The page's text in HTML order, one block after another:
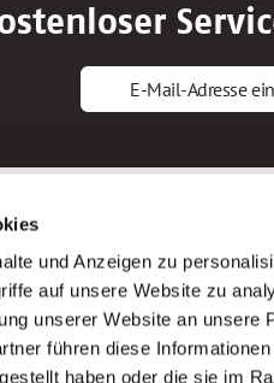
und Anzeigen zu
auf unsere Website zu
unserer Website an unsere
führen diese
haben oder die sie im
E-Mail-Adresse